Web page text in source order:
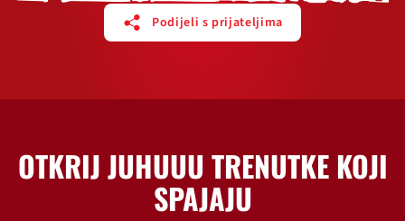
Podijeli s prijateljima
OTKRIJ JUHUUU TRENUTKE KOJI
SPAJAJU